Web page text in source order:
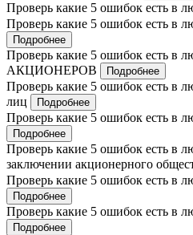
Проверь какие 5 ошибок есть в
Проверь какие 5 ошибок есть в
Подробнее
Проверь какие 5 ошибок есть в
АКЦИОНЕРОВ
Подробнее
Проверь какие 5 ошибок есть в
лиц
Подробнее
Проверь какие 5 ошибок есть в
Подробнее
Проверь какие 5 ошибок есть в
заключении акционерного
Проверь какие 5 ошибок есть в
Подробнее
Проверь какие 5 ошибок есть в
Подробнее